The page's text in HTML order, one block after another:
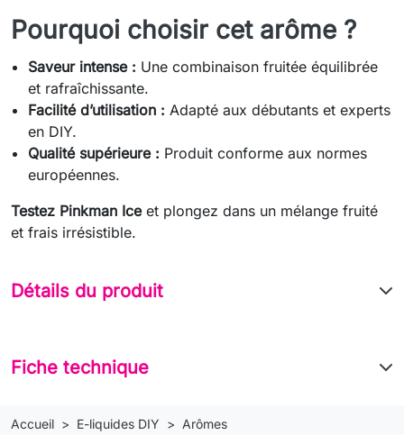
Pourquoi choisir cet arôme ?
Saveur intense : Une combinaison fruitée équilibrée
et rafraîchissante.
Facilité d’utilisation : Adapté aux débutants et experts
en DIY.
Qualité supérieure : Produit conforme aux normes
européennes.
Testez Pinkman Iceet plongez dans un mélange fruité
et frais irrésistible.
Détails du produit
Fiche technique
Accueil E-liquides DIY Arômes